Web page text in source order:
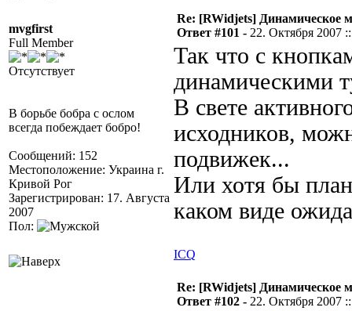
mvgfirst
Full Member
Отсутствует
В борьбе бобра с ослом
всегда побеждает бобро!
Сообщений: 152
Местоположение: Украина г.
Кривой Рог
Зарегистрирован: 17. Августа
2007
Пол:
Re: [RWidjets] Динамическое
Ответ #101 - 22. Октября 2007
Так что с
динамическими
В свете
исходников,
подвижек...
Или хотя бы
каком виде
ICQ
Re: [RWidjets] Динамическое
Ответ #102 - 22. Октября 2007